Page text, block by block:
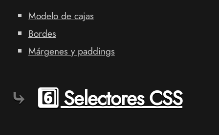
Modelo de cajas
Bordes
Márgenes y paddings
6️⃣ Selectores CSS